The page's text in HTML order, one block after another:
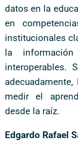
datos en la
en
institucionales
la
interoperables.
medir el
desde la raíz.
Edgardo Rafael